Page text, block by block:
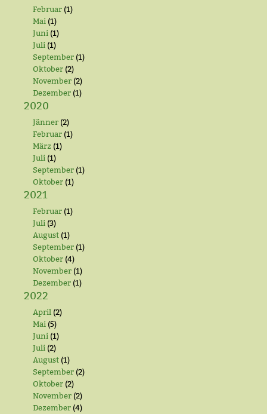
Februar (1)
Mai (1)
Juni (1)
Juli (1)
September (1)
Oktober (2)
November (2)
Dezember (1)
2020
Jänner (2)
Februar (1)
März (1)
Juli (1)
September (1)
Oktober (1)
2021
Februar (1)
Juli (3)
August (1)
September (1)
Oktober (4)
November (1)
Dezember (1)
2022
April (2)
Mai (5)
Juni (1)
Juli (2)
August (1)
September (2)
Oktober (2)
November (2)
Dezember (4)